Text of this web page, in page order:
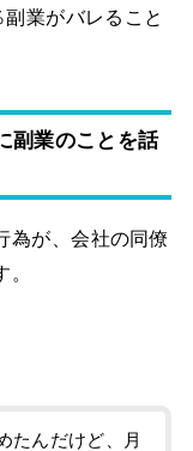
業がバレること
業のことを話
為が、会社の同僚
たんだけど、月